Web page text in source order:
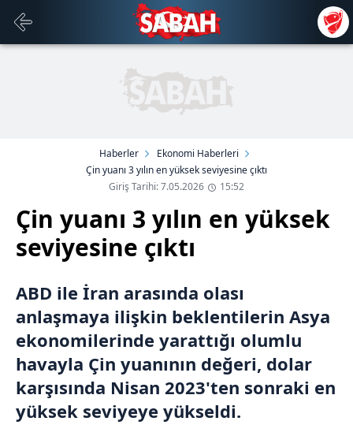
Haberler
Ekonomi Haberleri
Çin yuanı 3 yılın en yüksek seviyesine çıktı
Giriş Tarihi: 7.05.2026
15:52
Çin yuanı 3 yılın en yüksek
seviyesine çıktı
ABD ile İran arasında olası
anlaşmaya ilişkin beklentilerin Asya
ekonomilerinde yarattığı olumlu
havayla Çin yuanının değeri, dolar
karşısında Nisan 2023'ten sonraki en
yüksek seviyeye yükseldi.